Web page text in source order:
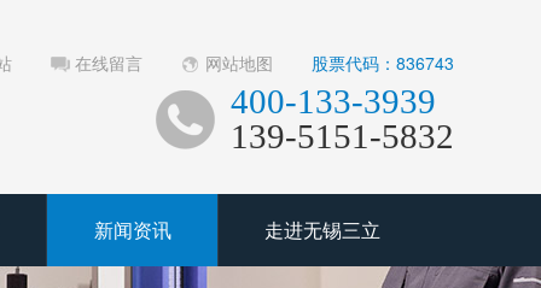
在线留言 网站地图 股票代码：836743
400-133-3939
139-5151-5832
新闻资讯 走进无锡三立